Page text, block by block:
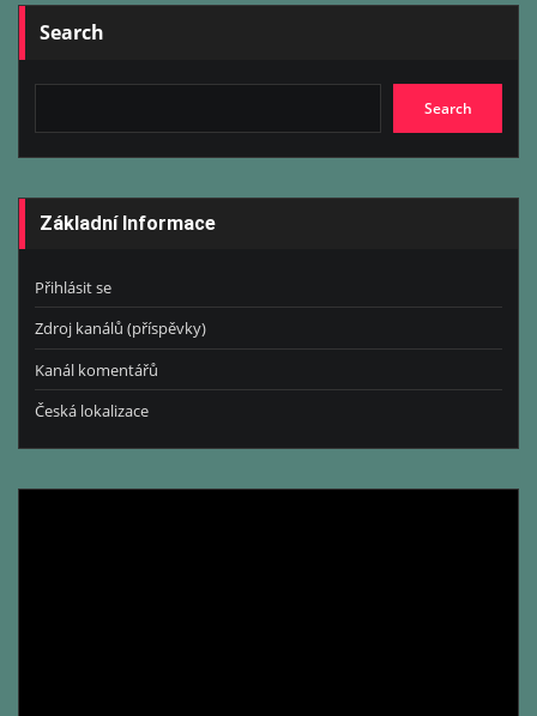
Search
Search
Základní Informace
Přihlásit se
Zdroj kanálů (příspěvky)
Kanál komentářů
Česká lokalizace